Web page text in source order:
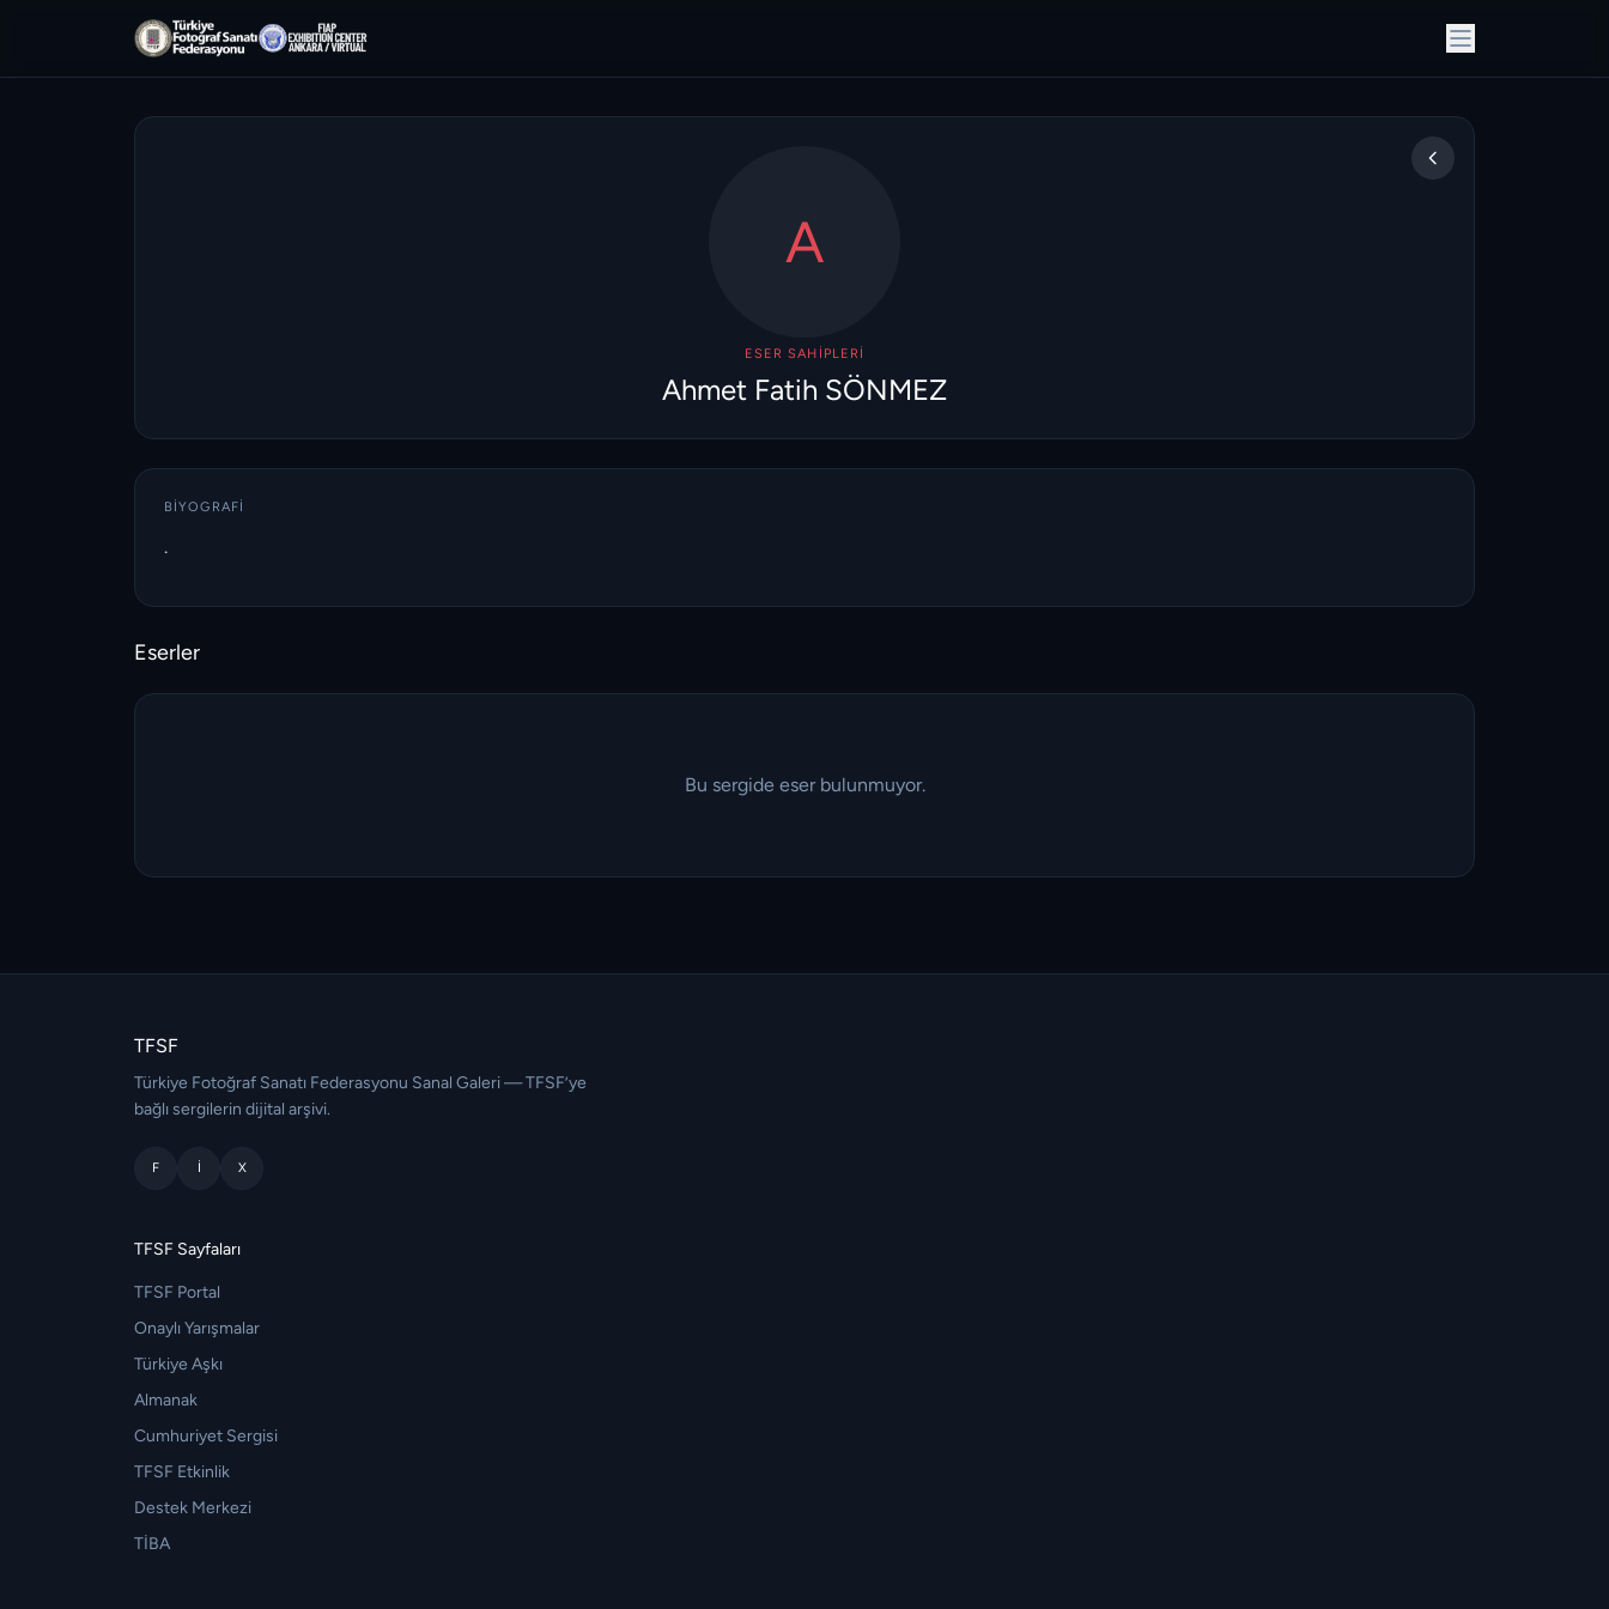
A
ESER SAHIPLERI
Ahmet Fatih SÖNMEZ
BIYOGRAFI
.
Eserler
Bu sergide eser bulunmuyor.
TFSF
Türkiye Fotoğraf Sanatı Federasyonu Sanal Galeri — TFSF’ye
bağlı sergilerin dijital arşivi.
F I X
TFSF Sayfaları
TFSF Portal
Onaylı Yarışmalar
Türkiye Aşkı
Almanak
Cumhuriyet Sergisi
TFSF Etkinlik
Destek Merkezi
TİBA